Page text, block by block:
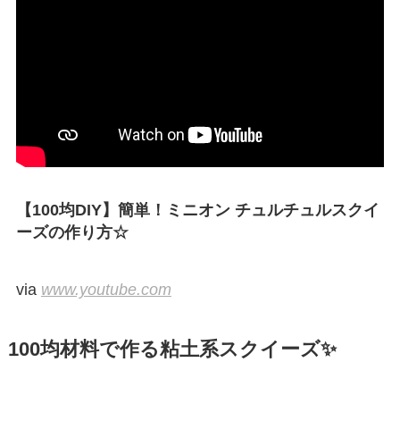
【100均DIY】簡単！ミニオン チュルチュルスクイ
ーズの作り方☆
via www.youtube.com
100均材料で作る粘土系スクイーズ✨